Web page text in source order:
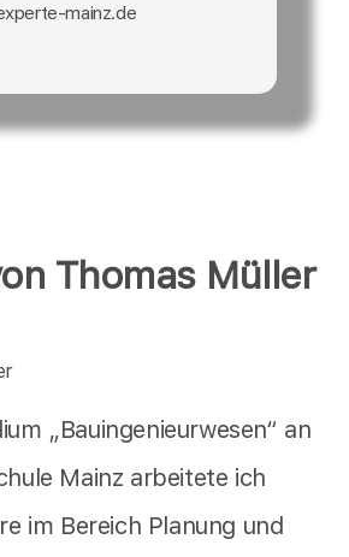
Thomas Müller
„Bauingenieurwesen“ an
Mainz arbeitete ich
im Bereich Planung und
mainz.de